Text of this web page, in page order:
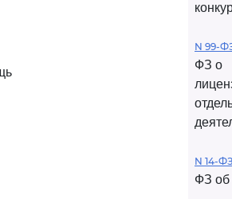
N 99-
ФЗ о
N 14-
ФЗ